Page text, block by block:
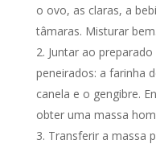
o ovo, as claras, a
tâmaras. Misturar bem.
Juntar ao
peneirados: a farinha
canela e o gengibre.
obter uma massa
Transferir a massa